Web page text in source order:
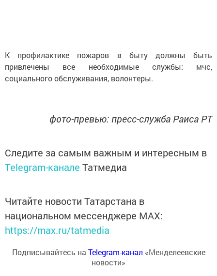
К профилактике пожаров в быту должны быть
привлечены все необходимые службы: мчс,
социального обслуживания, волонтеры.
фото-превью: пресс-служба Раиса РТ
Следите за самым важным и интересным в
Telegram-канале Татмедиа
Читайте новости Татарстана в
национальном мессенджере MАХ:
https://max.ru/tatmedia
Подписывайтесь на Telegram-канал «Менделеевские
новости»